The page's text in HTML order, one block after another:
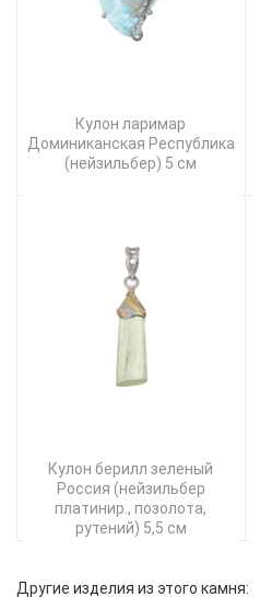
Кулон ларимар
Доминиканская Республика
(нейзильбер) 5 см
Кулон берилл зеленый
Россия (нейзильбер
платинир., позолота,
рутений) 5,5 см
Другие изделия из этого камня: